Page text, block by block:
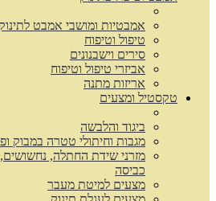
אמבטיות ומושבי אמבט לתינוק
טיפול וטיפוח
סירים וישבנונים
אביזרי טיפול וטיפוח
אריזות מתנה
טקסטיל ומצעים
ביגוד והלבשה
מגבות וחיתולי טטרה במבוק
מזרני שידת החתלה,
כביסה
מצעים למיטת מעבר